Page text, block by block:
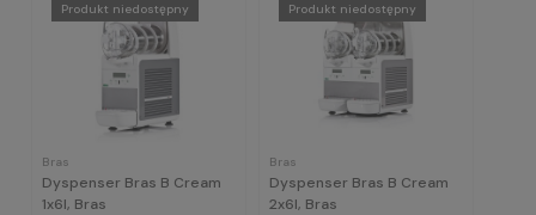
Bras
Dyspenser Bras B Cream
1x6l, Bras
Produkt niedostępny
Bras
Dyspenser Bras B Cream
2x6l, Bras
Produkt niedostępny